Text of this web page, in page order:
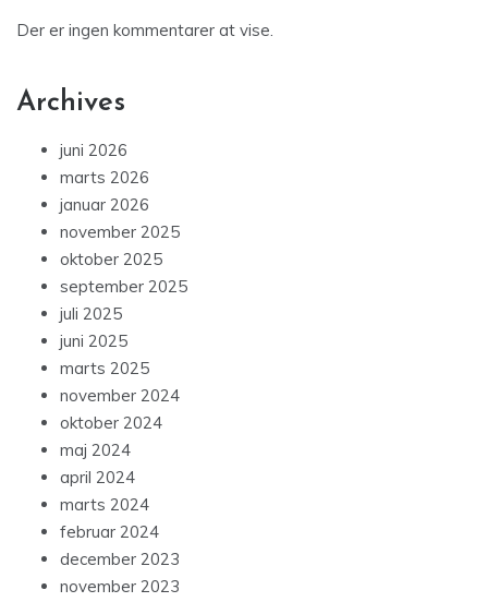
Der er ingen kommentarer at vise.
Archives
juni 2026
marts 2026
januar 2026
november 2025
oktober 2025
september 2025
juli 2025
juni 2025
marts 2025
november 2024
oktober 2024
maj 2024
april 2024
marts 2024
februar 2024
december 2023
november 2023